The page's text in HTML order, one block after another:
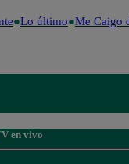
Lo último Me Caigo
en vivo